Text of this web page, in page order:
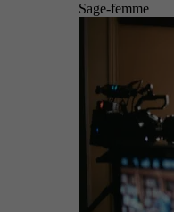
Sage-femme